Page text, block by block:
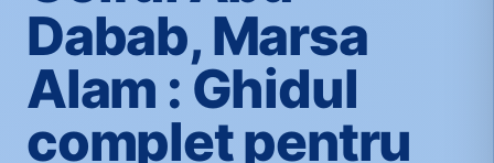
Dabab, Marsa
Alam : Ghidul
complet pentru